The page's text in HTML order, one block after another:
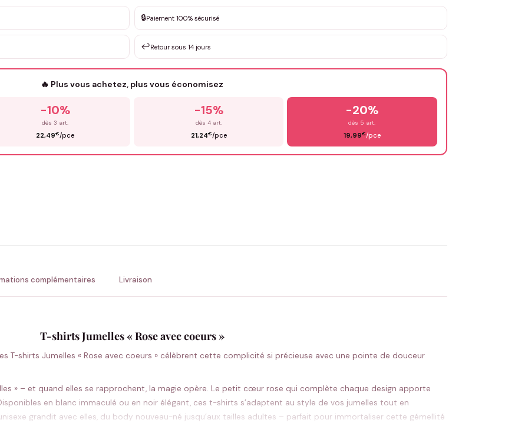
🔒Paiement 100% sécurisé
↩️Retour sous 14 jours
🔥 Plus vous achetez, plus vous économisez
-10%
dès 3 art.
22,49€/pce
-15%
dès 4 art.
21,24€/pce
-20%
dès 5 art.
19,99€/pce
complémentaires Livraison
T-shirts Jumelles « Rose avec coeurs »
T-shirts Jumelles « Rose avec coeurs » célèbrent cette complicité si précieuse avec une pointe de douceur
lles » – et quand elles se rapprochent, la magie opère. Le petit cœur rose qui complète chaque design apporte
en blanc immaculé ou en noir élégant, ces t-shirts s’adaptent au style de vos jumelles tout en
grandit avec elles, du body nouveau-né jusqu’aux tailles adultes – parfait pour immortaliser cette gémellité